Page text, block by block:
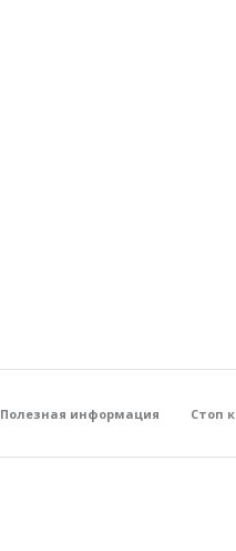
Полезная информация Стоп